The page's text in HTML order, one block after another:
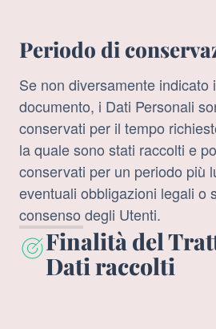
Periodo di
Se non diversamente indicato
documento, i Dati Personali
conservati per il tempo
la quale sono stati raccolti e
conservati per un periodo più
eventuali obbligazioni legali o
consenso degli Utenti.
Finalità del
Dati raccolti